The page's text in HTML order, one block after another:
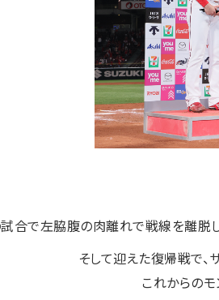
合で左脇腹の肉離れで戦線を離脱
そして迎えた復帰戦で、
これからの